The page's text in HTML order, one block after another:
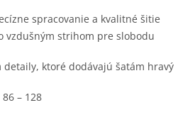
spracovanie a kvalitné šitie
vzdušným strihom pre slobodu
detaily, ktoré dodávajú šatám hravý
– 128